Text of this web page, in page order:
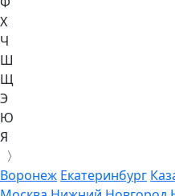
Х
Ч
Ш
Щ
Э
Ю
Я
〉
Воронеж Екатеринбург